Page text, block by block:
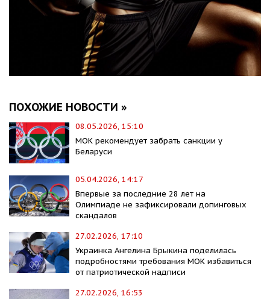
ПОХОЖИЕ НОВОСТИ »
08.05.2026, 15:10
МОК рекомендует забрать санкции у
Беларуси
05.04.2026, 14:17
Впервые за последние 28 лет на
Олимпиаде не зафиксировали допинговых
скандалов
27.02.2026, 17:10
Украинка Ангелина Брыкина поделилась
подробностями требования МОК избавиться
от патриотической надписи
27.02.2026, 16:53